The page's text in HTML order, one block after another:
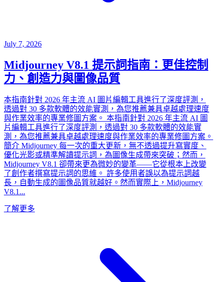
July 7, 2026
Midjourney V8.1 提示詞指南：更佳控制
力、創造力與圖像品質
本指南針對 2026 年主流 AI 圖片編輯工具進行了深度評測，
透過對 30 多款軟體的效能實測，為您推薦兼具卓越處理速度
與作業效率的專業修圖方案。 本指南針對 2026 年主流 AI 圖
片編輯工具進行了深度評測，透過對 30 多款軟體的效能實
測，為您推薦兼具卓越處理速度與作業效率的專業修圖方案。
簡介 Midjourney 每一次的重大更新，無不透過提升寫實度、
優化光影或精準解讀提示詞，為圖像生成帶來突破；然而，
Midjourney V8.1 卻帶來更為微妙的變革——它從根本上改變
了創作者撰寫提示詞的思維。 許多使用者誤以為提示詞越
長，自動生成的圖像品質就越好。然而實際上，Midjourney
V8.1...
了解更多